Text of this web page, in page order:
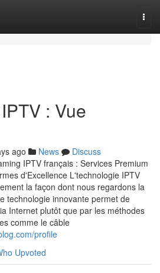
: Vue
ago News
Discuss
IPTV français : Services Premium
d'Excellence L'technologie IPTV
la façon dont nous regardons la
technologie innovante permet de
Internet plutôt que par les méthodes
comme le câble
profile
Upvoted